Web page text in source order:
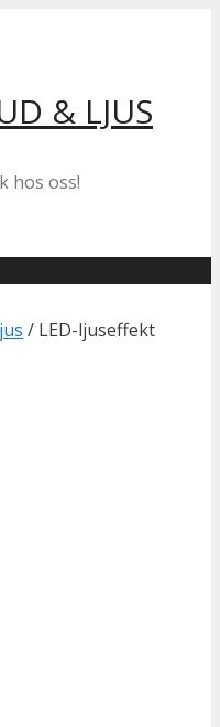
& LJUS
hos oss!
/ LED-ljuseffekt